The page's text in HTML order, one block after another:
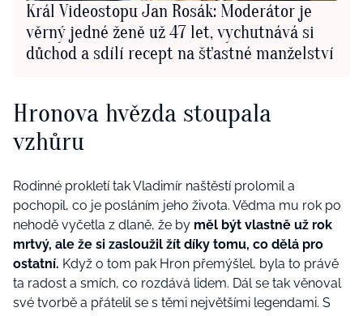
Král Videostopu Jan Rosák: Moderátor je
věrný jedné ženě už 47 let, vychutnává si
důchod a sdílí recept na šťastné manželství
Hronova hvězda stoupala
vzhůru
Rodinné prokletí tak Vladimír naštěstí prolomil a
pochopil, co je posláním jeho života. Vědma mu rok po
nehodě vyčetla z dlaně, že by měl být vlastně už rok
mrtvý, ale že si zasloužil žít díky tomu, co dělá pro
ostatní. Když o tom pak Hron přemýšlel, byla to právě
ta radost a smích, co rozdává lidem. Dál se tak věnoval
své tvorbě a přátelil se s těmi největšími legendami. S